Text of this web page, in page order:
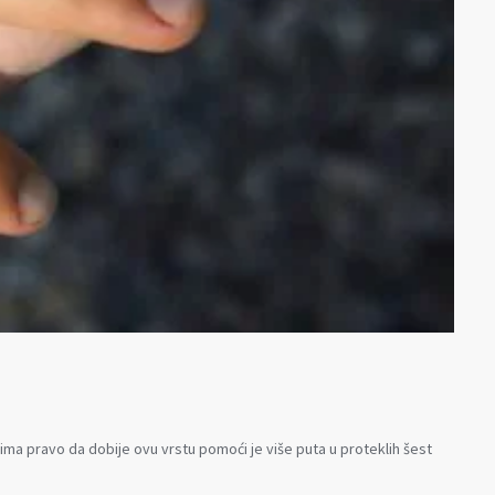
pravo da dobije ovu vrstu pomoći je više puta u proteklih šest